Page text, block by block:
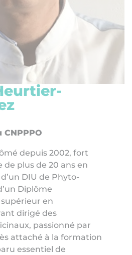
depuis 2002, fort
de plus de 20 ans en
DIU de Phyto-
Diplôme
en
dirigé des
passionné par
attaché à la formation
essentiel de